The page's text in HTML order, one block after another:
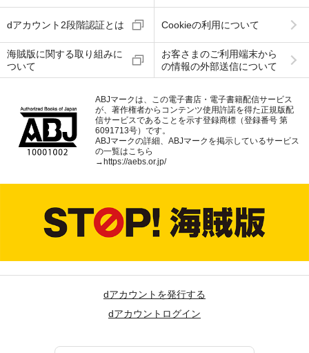
dアカウント2段階認証とは Cookieの利用について
海賊版に関する取り組みに
ついて
お客さまのご利用端末から
の情報の外部送信について
ABJマークは、この電子書店・電子書籍配信サービス
が、著作権者からコンテンツ使用許諾を得た正規版配
信サービスであることを示す登録商標（登録番号 第
6091713号）です。
ABJマークの詳細、ABJマークを掲示しているサービス
の一覧はこちら
→ https://aebs.or.jp/
dアカウントを発行する
dアカウントログイン